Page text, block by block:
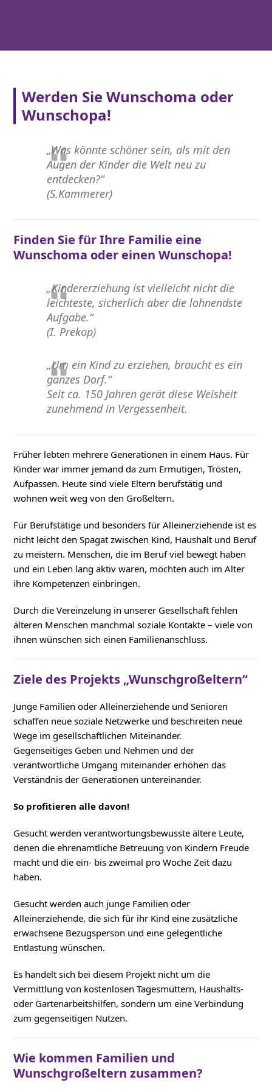
Werden Sie Wunschoma oder
Wunschopa!
„Was könnte schöner sein, als mit den
Augen der Kinder die Welt neu zu
entdecken?“
(S.Kammerer)
Finden Sie für Ihre Familie eine
Wunschoma oder einen Wunschopa!
„Kindererziehung ist vielleicht nicht die
leichteste, sicherlich aber die lohnendste
Aufgabe.“
(I. Prekop)
„Um ein Kind zu erziehen, braucht es ein
ganzes Dorf.“
Seit ca. 150 Jahren gerät diese Weisheit
zunehmend in Vergessenheit.
Früher lebten mehrere Generationen in einem Haus. Für
Kinder war immer jemand da zum Ermutigen, Trösten,
Aufpassen. Heute sind viele Eltern berufstätig und
wohnen weit weg von den Großeltern.
Für Berufstätige und besonders für Alleinerziehende ist es
nicht leicht den Spagat zwischen Kind, Haushalt und Beruf
zu meistern. Menschen, die im Beruf viel bewegt haben
und ein Leben lang aktiv waren, möchten auch im Alter
ihre Kompetenzen einbringen.
Durch die Vereinzelung in unserer Gesellschaft fehlen
älteren Menschen manchmal soziale Kontakte – viele von
ihnen wünschen sich einen Familienanschluss.
Ziele des Projekts „Wunschgroßeltern“
Junge Familien oder Alleinerziehende und Senioren
schaffen neue soziale Netzwerke und beschreiten neue
Wege im gesellschaftlichen Miteinander.
Gegenseitiges Geben und Nehmen und der
verantwortliche Umgang miteinander erhöhen das
Verständnis der Generationen untereinander.
So profitieren alle davon!
Gesucht werden verantwortungsbewusste ältere Leute,
denen die ehrenamtliche Betreuung von Kindern Freude
macht und die ein- bis zweimal pro Woche Zeit dazu
haben.
Gesucht werden auch junge Familien oder
Alleinerziehende, die sich für ihr Kind eine zusätzliche
erwachsene Bezugsperson und eine gelegentliche
Entlastung wünschen.
Es handelt sich bei diesem Projekt nicht um die
Vermittlung von kostenlosen Tagesmüttern, Haushalts-
oder Gartenarbeitshilfen, sondern um eine Verbindung
zum gegenseitigen Nutzen.
Wie kommen Familien und
Wunschgroßeltern zusammen?